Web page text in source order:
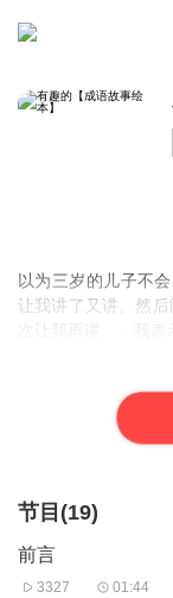
以为三岁的儿子不
让我讲了又讲。然后
节目(19)
前言
3327 01:44